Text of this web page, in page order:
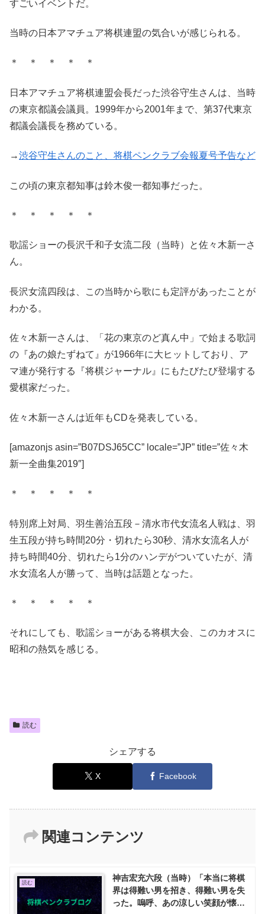
すごいイベントだ。
当時の日本アマチュア将棋連盟の気合いが感じられる。
＊ ＊ ＊ ＊ ＊
日本アマチュア将棋連盟会長だった渋谷守生さんは、当時
の東京都議会議員。1999年から2001年まで、第37代東京
都議会議長を務めている。
→渋谷守生さんのこと、将棋ペンクラブ会報夏号予告など
この頃の東京都知事は鈴木俊一都知事だった。
＊ ＊ ＊ ＊ ＊
歌謡ショーの長沢千和子女流二段（当時）と佐々木新一さ
ん。
長沢女流四段は、この当時から歌にも定評があったことが
わかる。
佐々木新一さんは、「花の東京のど真ん中」で始まる歌詞
の『あの娘たずねて』が1966年に大ヒットしており、ア
マ連が発行する『将棋ジャーナル』にもたびたび登場する
愛棋家だった。
佐々木新一さんは近年もCDを発表している。
[amazonjs asin=”B07DSJ65CC” locale=”JP” title=”佐々木
新一全曲集2019″]
＊ ＊ ＊ ＊ ＊
特別席上対局、羽生善治五段－清水市代女流名人戦は、羽
生五段が持ち時間20分・切れたら30秒、清水女流名人が
持ち時間40分、切れたら1分のハンデがついていたが、清
水女流名人が勝って、当時は話題となった。
＊ ＊ ＊ ＊ ＊
それにしても、歌謡ショーがある将棋大会、このカオスに
昭和の熱気を感じる。
読む
シェアする
X Facebook
関連コンテンツ
読む
神吉宏充六段（当時）「本当に将棋
界は得難い男を招き、得難い男を失
った。嗚呼、あの涼しい笑顔が懐か